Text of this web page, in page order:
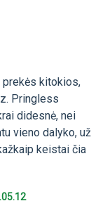
prekės kitokios,
Pringless
didesnė, nei
vieno dalyko, už
keistai čia